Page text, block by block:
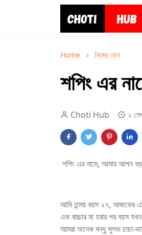
Home নিজের বোন
শপিং এর
Choti Hub ২
শপিং এর নামে, আমার আপন
আমি তন্ময় বয়স ২৭, আজকের
এক বাচ্চার মা হবার পর বয়স
আমরা অনেক বন্ধু সুলভ চাচা-